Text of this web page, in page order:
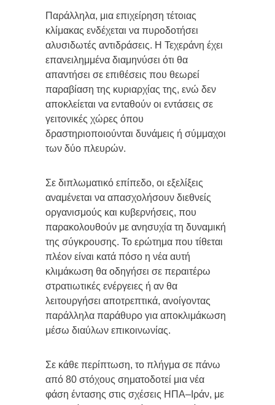
Παράλληλα, μια επιχείρηση τέτοιας
κλίμακας ενδέχεται να πυροδοτήσει
αλυσιδωτές αντιδράσεις. Η Τεχεράνη έχει
επανειλημμένα διαμηνύσει ότι θα
απαντήσει σε επιθέσεις που θεωρεί
παραβίαση της κυριαρχίας της, ενώ δεν
αποκλείεται να ενταθούν οι εντάσεις σε
γειτονικές χώρες όπου
δραστηριοποιούνται δυνάμεις ή σύμμαχοι
των δύο πλευρών.
Σε διπλωματικό επίπεδο, οι εξελίξεις
αναμένεται να απασχολήσουν διεθνείς
οργανισμούς και κυβερνήσεις, που
παρακολουθούν με ανησυχία τη δυναμική
της σύγκρουσης. Το ερώτημα που τίθεται
πλέον είναι κατά πόσο η νέα αυτή
κλιμάκωση θα οδηγήσει σε περαιτέρω
στρατιωτικές ενέργειες ή αν θα
λειτουργήσει αποτρεπτικά, ανοίγοντας
παράλληλα παράθυρο για αποκλιμάκωση
μέσω διαύλων επικοινωνίας.
Σε κάθε περίπτωση, το πλήγμα σε πάνω
από 80 στόχους σηματοδοτεί μια νέα
φάση έντασης στις σχέσεις ΗΠΑ–Ιράν, με